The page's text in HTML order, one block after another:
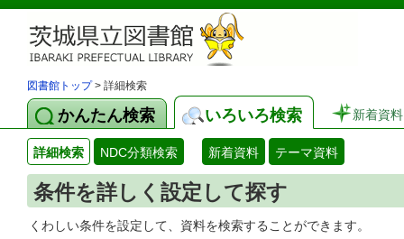
図書館トップ> 詳細検索
かんたん検索 いろいろ検索 新着資料
詳細検索 NDC分類検索 新着資料 テーマ資料
条件を詳しく設定して探す
くわしい条件を設定して、資料を検索することができます。